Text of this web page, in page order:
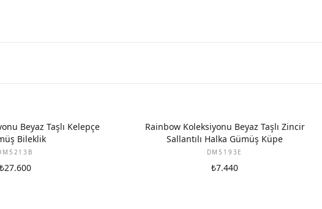
Beyaz Taşlı Kelepçe
Bileklik
₺27.600
Rainbow Koleksiyonu Beyaz Taşlı Zincir
Sallantılı Halka Gümüş Küpe
DM5193E
₺7.440